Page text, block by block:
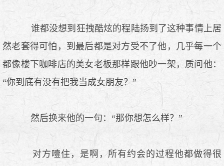
谁都没想到狂拽酷炫的程陆扬到了这种事情上居
然老套得可怕，到最后都是对方受不了他，几乎每一个
都像楼下咖啡店的美女老板那样跟他吵一架，质问他：
“你到底有没有把我当成女朋友？”
然后换来他的一句：“那你想怎么样？”
对方噎住，是啊，所有约会的过程他都做得很